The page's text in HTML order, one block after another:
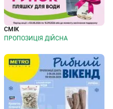
СМІК
ПРОПОЗИЦІЯ ДІЙСНА